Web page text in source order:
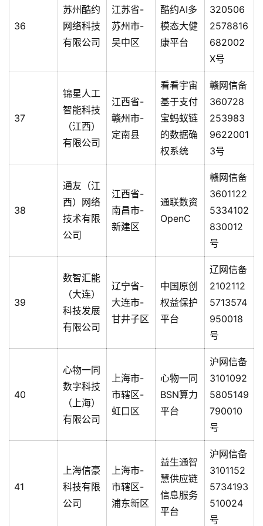
36
苏州酷约
网络科技
有限公司
江苏省-
苏州市-
吴中区
酷约AI多
模态大健
康平台
320506
2578816
682002
X号
37
锦星人工
智能科技
（江西）
有限公司
江西省-
赣州市-
定南县
看看宇宙
基于支付
宝蚂蚁链
的数据确
权系统
赣网信备
360728
253983
9622001
3号
38
通友（江
西）网络
技术有限
公司
江西省-
南昌市-
新建区
通联数资
OpenC
赣网信备
3601122
5334102
830012
号
39
数智汇能
（大连）
科技发展
有限公司
辽宁省-
大连市-
甘井子区
中国原创
权益保护
平台
辽网信备
2102112
5713574
950018
号
40
心物一同
数字科技
（上海）
有限公司
上海市-
市辖区-
虹口区
心物一同
BSN算力
平台
沪网信备
3101092
5805149
790010
号
41
上海信豪
科技有限
公司
上海市-
市辖区-
浦东新区
益生通智
慧供应链
信息服务
平台
沪网信备
3101152
5734193
510024
号